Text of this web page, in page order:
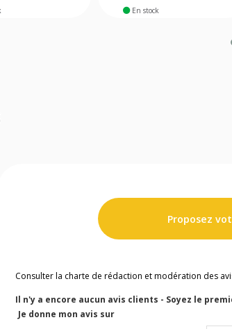
En stock
Proposez
Consulter la charte de rédaction et modération des
Il n'y a encore aucun avis clients - Soyez le
Je donne mon avis sur